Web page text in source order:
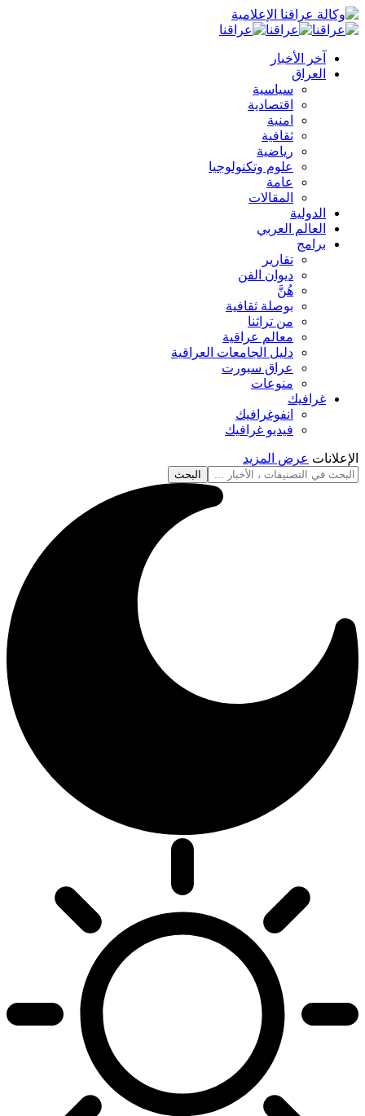
آخر الأخبار
العراق
سياسية
اقتصادية
امنية
ثقافية
رياضية
علوم وتكنولوجيا
عامة
المقالات
الدولية
العالم العربي
برامج
تقارير
ديوان الفن
هُنَّ
بوصلة ثقافية
من تراثنا
معالم عراقية
دليل الجامعات العراقية
عراق سبورت
منوعات
غرافيك
انفوغرافيك
فيديو غرافيك
الإعلانات عرض المزيد